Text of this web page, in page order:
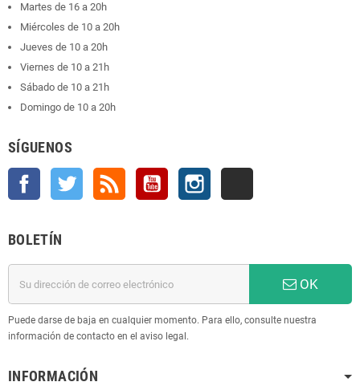
Martes de 16 a 20h
Miércoles de 10 a 20h
Jueves de 10 a 20h
Viernes de 10 a 21h
Sábado de 10 a 21h
Domingo de 10 a 20h
SÍGUENOS
Facebook Twitter YouTube
BOLETÍN
OK
Puede darse de baja en cualquier momento. Para ello, consulte nuestra
información de contacto en el aviso legal.
INFORMACIÓN